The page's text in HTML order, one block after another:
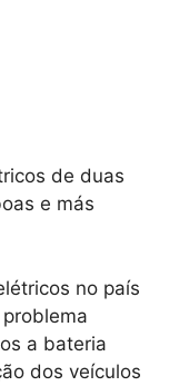
de duas
e más
no país
a bateria
dos veículos